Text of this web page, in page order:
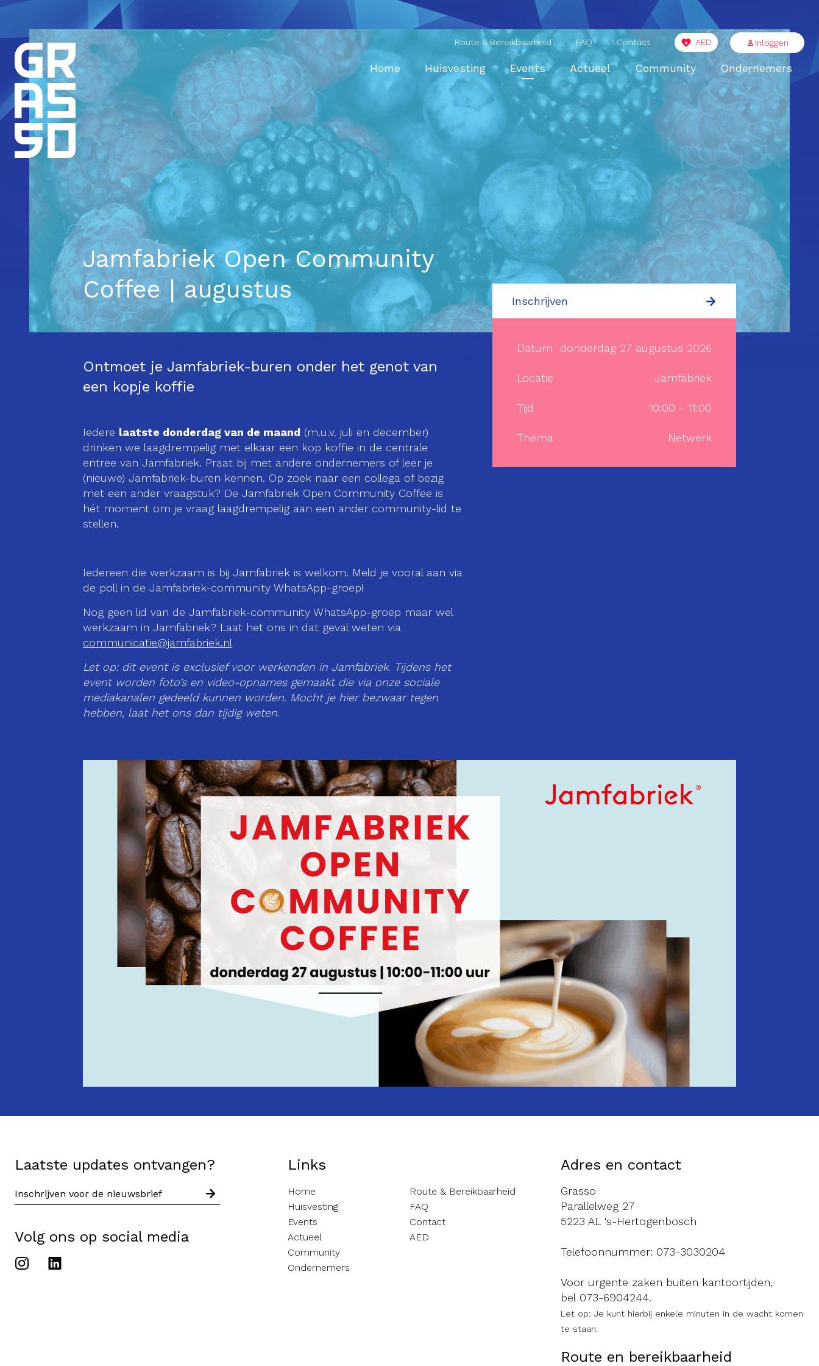
Route & Bereikbaarheid FAQ Contact AED Inloggen
Home Huisvesting Events Actueel Community Ondernemers
Jamfabriek Open Community
Coffee | augustus
Ontmoet je Jamfabriek-buren onder het genot van
een kopje koffie
Iedere laatste donderdag van de maand (m.u.v. juli en december)
drinken we laagdrempelig met elkaar een kop koffie in de centrale
entree van Jamfabriek. Praat bij met andere ondernemers of leer je
(nieuwe) Jamfabriek-buren kennen. Op zoek naar een collega of bezig
met een ander vraagstuk? De Jamfabriek Open Community Coffee is
hét moment om je vraag laagdrempelig aan een ander community-lid te
stellen.
Iedereen die werkzaam is bij Jamfabriek is welkom. Meld je vooral aan via
de poll in de Jamfabriek-community WhatsApp-groep!
Nog geen lid van de Jamfabriek-community WhatsApp-groep maar wel
werkzaam in Jamfabriek? Laat het ons in dat geval weten via
communicatie@jamfabriek.nl
Let op: dit event is exclusief voor werkenden in Jamfabriek. Tijdens het
event worden foto’s en video-opnames gemaakt die via onze sociale
mediakanalen gedeeld kunnen worden. Mocht je hier bezwaar tegen
hebben, laat het ons dan tijdig weten.
Inschrijven
Datum donderdag 27 augustus 2026
Locatie Jamfabriek
Tijd 10:00 - 11:00
Thema Netwerk
Laatste updates ontvangen?
Volg ons op social media
Links
Home
Huisvesting
Events
Actueel
Community
Ondernemers
Route & Bereikbaarheid
FAQ
Contact
AED
Adres en contact
Grasso
Parallelweg 27
5223 AL 's-Hertogenbosch
Telefoonnummer: 073-3030204
Voor urgente zaken buiten kantoortijden,
bel 073-6904244.
Let op: Je kunt hierbij enkele minuten in de wacht komen
te staan.
Route en bereikbaarheid